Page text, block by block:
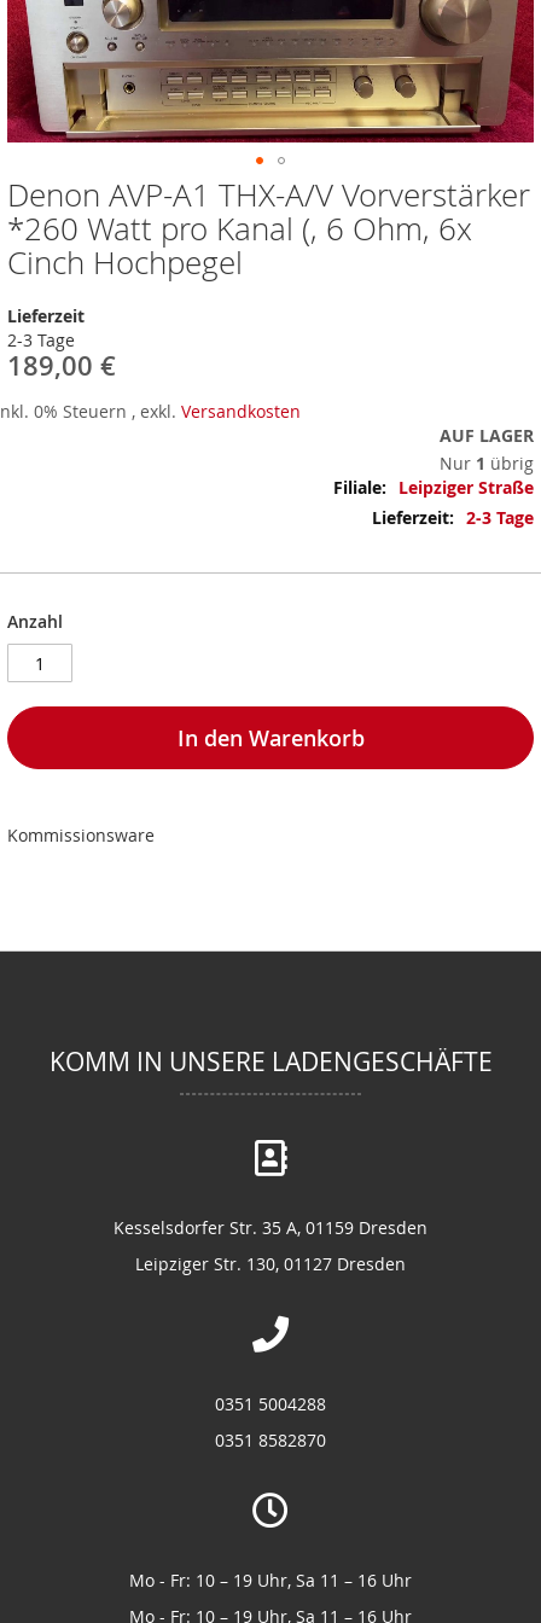
Denon AVP-A1 THX-A/V Vorverstärker
*260 Watt pro Kanal (, 6 Ohm, 6x
Cinch Hochpegel
Lieferzeit
2-3 Tage
189,00 €
0% Steuern , exkl. Versandkosten
AUF LAGER
Nur 1 übrig
Mehr
Informationen
Leipziger Straße
2-3 Tage
Anzahl
In den Warenkorb
Kommissionsware
Zum
Anfang
der
Bildergalerie
KOMM IN UNSERE LADENGESCHÄFTE
Kesselsdorfer Str. 35 A, 01159 Dresden
Leipziger Str. 130, 01127 Dresden
0351 5004288
0351 8582870
Mo - Fr: 10 – 19 Uhr, Sa 11 – 16 Uhr
Mo - Fr: 10 – 19 Uhr, Sa 11 – 16 Uhr